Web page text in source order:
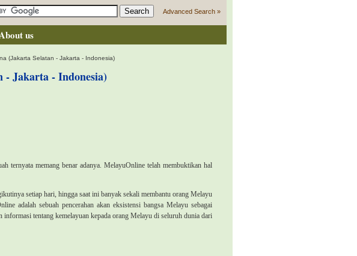
Advanced Search »
us
(Jakarta Selatan - Jakarta - Indonesia)
- Jakarta - Indonesia)
ternyata memang benar adanya. MelayuOnline telah membuktikan hal
setiap hari, hingga saat ini banyak sekali membantu orang Melayu
adalah sebuah pencerahan akan eksistensi bangsa Melayu sebagai
tentang kemelayuan kepada orang Melayu di seluruh dunia dari